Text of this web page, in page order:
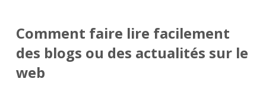
Comment faire lire facilement
des blogs ou des actualités sur le
web